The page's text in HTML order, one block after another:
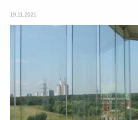
19.11.2021